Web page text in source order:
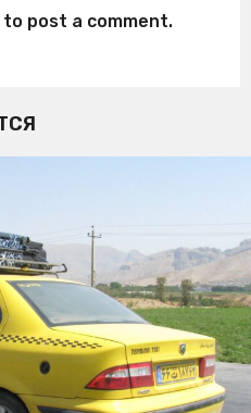
to post a comment.